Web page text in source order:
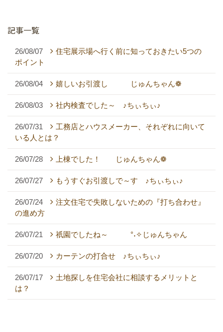
記事一覧
26/08/07
住宅展示場へ行く前に知っておきたい5つの
ポイント
26/08/04 嬉しいお引渡し じゅんちゃん❁
26/08/03 社内検査でした～ ♪ちぃちぃ♪
26/07/31
工務店とハウスメーカー、それぞれに向いて
いる人とは？
26/07/28 上棟でした！ じゅんちゃん❁
26/07/27 もうすぐお引渡しで～す ♪ちぃちぃ♪
26/07/24
注文住宅で失敗しないための『打ち合わせ』
の進め方
26/07/21 祇園でしたね～ °˖✧じゅんちゃん
26/07/20 カーテンの打合せ ♪ちぃちぃ♪
26/07/17
土地探しを住宅会社に相談するメリットと
は？